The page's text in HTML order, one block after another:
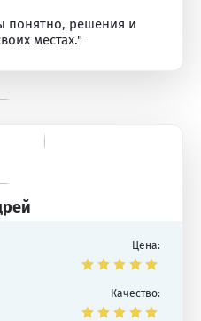
понятно, решения и
местах."
Цена:
Качество: